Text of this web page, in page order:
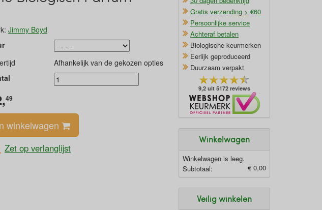
Jimmy Boyd
Afhankelijk van de gekozen opties
49
winkelwagen
Zet op verlanglijst
Gratis verzending > €60
Persoonlijke service
Achteraf betalen
Biologische keurmerken
Eerlijk geproduceerd
Duurzaam verpakt
9,2 uit 5172 reviews
Winkelwagen
Winkelwagen is leeg.
Subtotaal:
€ 0,00
Veilig winkelen